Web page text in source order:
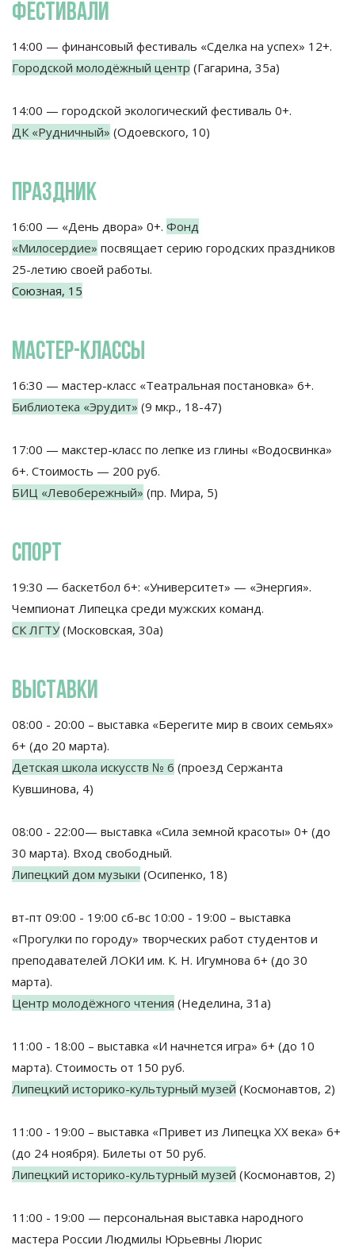
ФЕСТИВАЛИ
14:00 — финансовый фестиваль «Сделка на успех» 12+.
Городской молодёжный центр (Гагарина, 35а)
14:00 — городской экологический фестиваль 0+.
ДК «Рудничный» (Одоевского, 10)
ПРАЗДНИК
16:00 — «День двора» 0+. Фонд
«Милосердие» посвящает серию городских праздников
25-летию своей работы.
Союзная, 15
МАСТЕР-КЛАССЫ
16:30 — мастер-класс «Театральная постановка» 6+.
Библиотека «Эрудит» (9 мкр., 18-47)
17:00 — макстер-класс по лепке из глины «Водосвинка»
6+. Стоимость — 200 руб.
БИЦ «Левобережный» (пр. Мира, 5)
СПОРТ
19:30 — баскетбол 6+: «Университет» — «Энергия».
Чемпионат Липецка среди мужских команд.
СК ЛГТУ(Московская, 30а)
ВЫСТАВКИ
08:00 - 20:00 – выставка «Берегите мир в своих семьях»
6+ (до 20 марта).
Детская школа искусств № 6 (проезд Сержанта
Кувшинова, 4)
08:00 - 22:00— выставка «Сила земной красоты» 0+ (до
30 марта). Вход свободный.
Липецкий дом музыки (Осипенко, 18)
вт-пт 09:00 - 19:00 сб-вс 10:00 - 19:00 – выставка
«Прогулки по городу» творческих работ студентов и
преподавателей ЛОКИ им. К. Н. Игумнова 6+ (до 30
марта).
Центр молодёжного чтения (Неделина, 31а)
11:00 - 18:00 – выставка «И начнется игра» 6+ (до 10
марта). Стоимость от 150 руб.
Липецкий историко-культурный музей (Космонавтов, 2)
11:00 - 19:00 – выставка «Привет из Липецка XX века» 6+
(до 24 ноября). Билеты от 50 руб.
Липецкий историко-культурный музей (Космонавтов, 2)
11:00 - 19:00 — персональная выставка народного
мастера России Людмилы Юрьевны Люрис